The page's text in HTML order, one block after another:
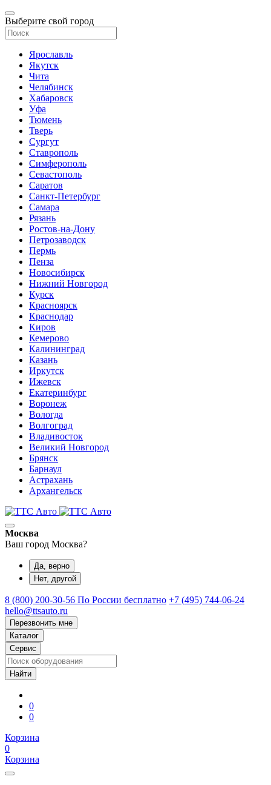
Выберите свой город
Ярославль
Якутск
Чита
Челябинск
Хабаровск
Уфа
Тюмень
Тверь
Сургут
Ставрополь
Симферополь
Севастополь
Саратов
Санкт-Петербург
Самара
Рязань
Ростов-на-Дону
Петрозаводск
Пермь
Пенза
Новосибирск
Нижний Новгород
Курск
Красноярск
Краснодар
Киров
Кемерово
Калининград
Казань
Иркутск
Ижевск
Екатеринбург
Воронеж
Вологда
Волгоград
Владивосток
Великий Новгород
Брянск
Барнаул
Астрахань
Архангельск
Москва
Ваш город Москва?
Да, верно
Нет, другой
8 (800) 200-30-56 По России бесплатно +7 (495) 744-06-24
hello@ttsauto.ru
Перезвонить мне
Каталог
Сервис
0
0
Корзина
0
Корзина